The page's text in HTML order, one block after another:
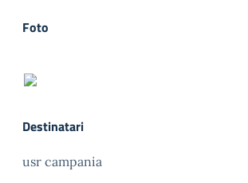
Foto
Destinatari
usr campania